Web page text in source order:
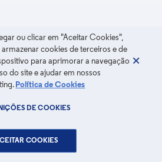
ou clicar em "Aceitar Cookies",
cookies de terceiros e de
para aprimorar a navegação
do site e ajudar em nossos
Política de Cookies
DE COOKIES
COOKIES